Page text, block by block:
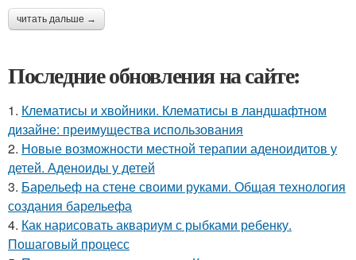
читать дальше →
Последние обновления на сайте:
1. Клематисы и хвойники. Клематисы в ландшафтном
дизайне: преимущества использования
2. Новые возможности местной терапии аденоидитов у
детей. Аденоиды у детей
3. Барельеф на стене своими руками. Общая технология
создания барельефа
4. Как нарисовать аквариум с рыбками ребенку.
Пошаговый процесс